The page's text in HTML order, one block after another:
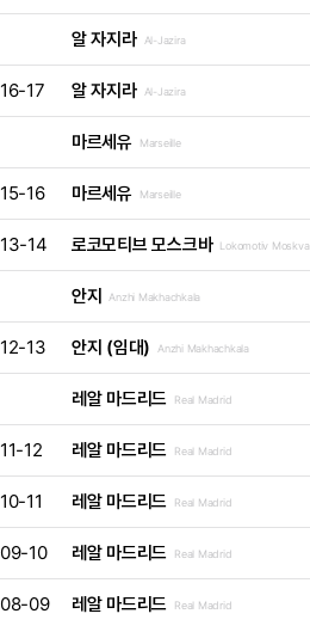
알 자지라 Al-Jazira
16-17 알 자지라 Al-Jazira
마르세유 Marseille
15-16 마르세유 Marseille
13-14 로코모티브 모스크바 Lokomotiv Moskva
안지 Anzhi Makhachkala
12-13 안지 (임대) Anzhi Makhachkala
레알 마드리드 Real Madrid
11-12 레알 마드리드 Real Madrid
10-11 레알 마드리드 Real Madrid
09-10 레알 마드리드 Real Madrid
08-09 레알 마드리드 Real Madrid